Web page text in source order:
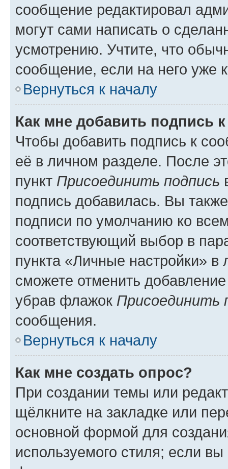
сообщение редактировал
могут сами написать о
усмотрению. Учтите, что
сообщение, если на него уже
Вернуться к началу
Как мне добавить подпись
Чтобы добавить подпись к
её в личном разделе. После
пункт Присоединить подпись
подпись добавилась. Вы
подписи по умолчанию ко
соответствующий выбор в
пункта «Личные настройки»
сможете отменить
убрав флажок Присоединить
сообщения.
Вернуться к началу
Как мне создать опрос?
При создании темы или
щёлкните на закладке или
основной формой для
используемого стиля; если